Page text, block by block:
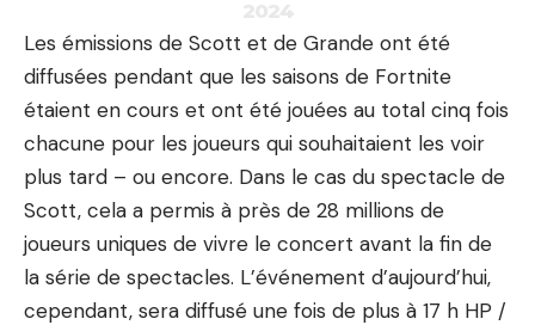
Les émissions de Scott et de Grande ont été
diffusées pendant que les saisons de Fortnite
étaient en cours et ont été jouées au total cinq fois
chacune pour les joueurs qui souhaitaient les voir
plus tard – ou encore. Dans le cas du spectacle de
Scott, cela a permis à près de 28 millions de
joueurs uniques de vivre le concert avant la fin de
la série de spectacles. L’événement d’aujourd’hui,
cependant, sera diffusé une fois de plus à 17 h HP /